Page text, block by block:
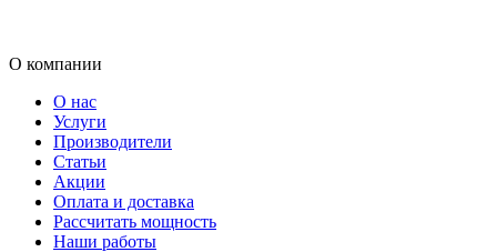
О компании
О нас
Услуги
Производители
Статьи
Акции
Оплата и доставка
Рассчитать мощность
Наши работы